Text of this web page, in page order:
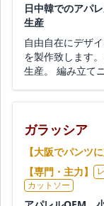
日中韓でのアパ
生産
自由自在にデザ
を製作致します
生産。 編み立て
ガラッシア
【大阪でパンツに
【専門・主力】
カットソー